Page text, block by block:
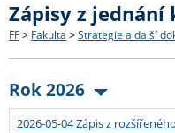
Struktura a historie
Strategie a další
Podpora a benefity pro
Co studovat a jak se
Učitelské studijní
Informace k průběhu
Bakalářské a magisterské
Doktorské studium
Rigorózní řízení
O vědě a výzkumu na FF
Akademické kvalifikace
Granty a projekty
Aktuální nabídky a
Vyjíždějící studenti
Přijíždějící studenti
Zápisy z jednání
FF > Fakulta > Strategie a další
Rok 2026
2026-05-04 Zápis z